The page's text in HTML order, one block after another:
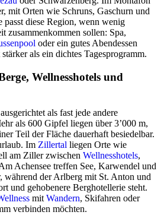
mit Orten wie Schruns, Gaschurn und
passt diese Region, wenn wenig
zusammenkommen sollen: Spa,
oder ein gutes Abendessen
als ein dichtes Tagesprogramm.
Wellnesshotels und
als fast jede andere
als 600 Gipfel liegen über 3’000 m,
Teil der Fläche dauerhaft besiedelbar.
Im Zillertal liegen Orte wie
am Ziller zwischen Wellnesshotels,
Achensee treffen See, Karwendel und
während der Arlberg mit St. Anton und
und gehobenere Berghotellerie steht.
mitWandern, Skifahren oder
verbinden möchten.